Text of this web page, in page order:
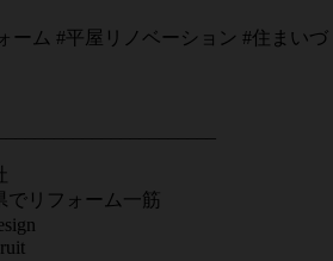
ーム #平屋リノベーション #住まいづ
でリフォーム一筋